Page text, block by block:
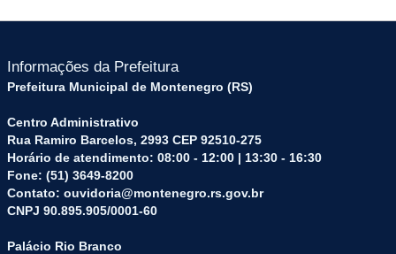
Informações da Prefeitura
Prefeitura Municipal de Montenegro (RS)
Centro Administrativo
Rua Ramiro Barcelos, 2993 CEP 92510-275
Horário de atendimento: 08:00 - 12:00 | 13:30 - 16:30
Fone: (51) 3649-8200
Contato: ouvidoria@montenegro.rs.gov.br
CNPJ 90.895.905/0001-60
Palácio Rio Branco